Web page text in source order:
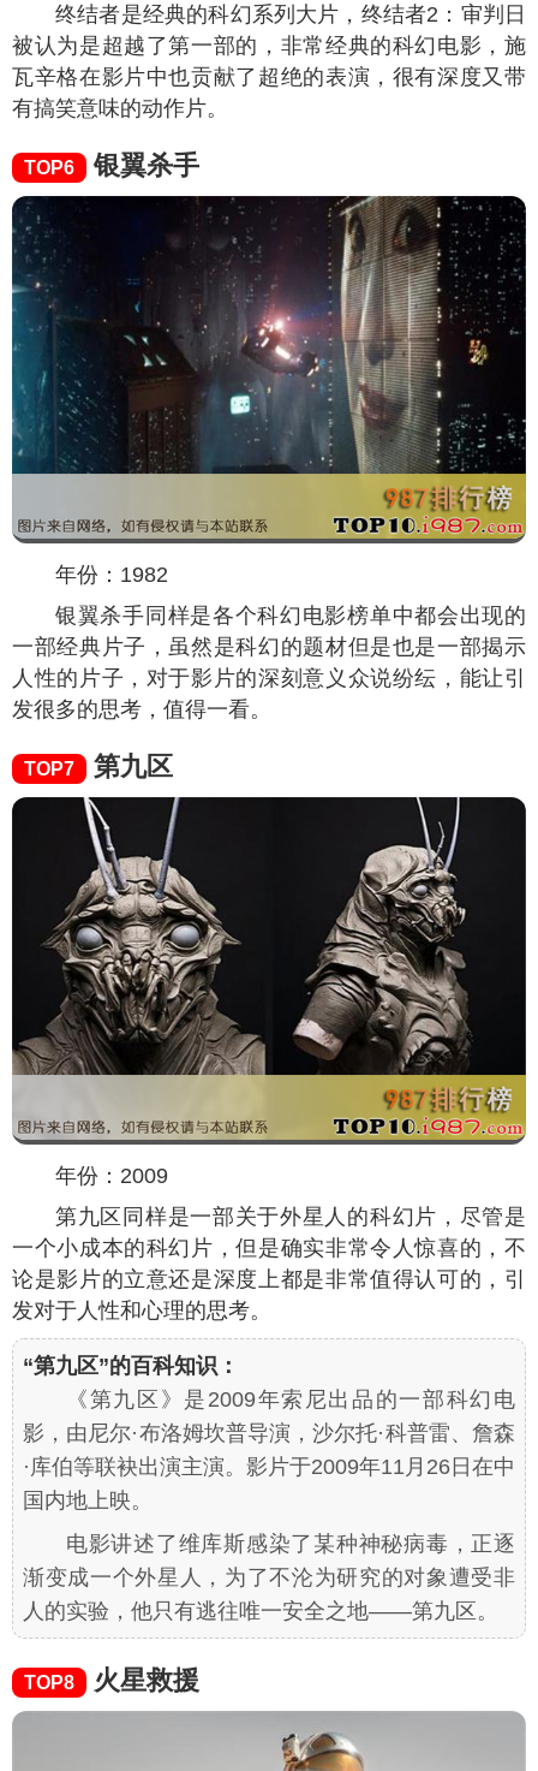
终结者是经典的科幻系列大片，终结者2：审判日
被认为是超越了第一部的，非常经典的科幻电影，施
瓦辛格在影片中也贡献了超绝的表演，很有深度又带
有搞笑意味的动作片。
TOP6 银翼杀手
年份：1982
银翼杀手同样是各个科幻电影榜单中都会出现的
一部经典片子，虽然是科幻的题材但是也是一部揭示
人性的片子，对于影片的深刻意义众说纷纭，能让引
发很多的思考，值得一看。
TOP7 第九区
年份：2009
第九区同样是一部关于外星人的科幻片，尽管是
一个小成本的科幻片，但是确实非常令人惊喜的，不
论是影片的立意还是深度上都是非常值得认可的，引
发对于人性和心理的思考。
“第九区”的百科知识：
《第九区》是2009年索尼出品的一部科幻电
影，由尼尔·布洛姆坎普导演，沙尔托·科普雷、詹森
·库伯等联袂出演主演。影片于2009年11月26日在中
国内地上映。
电影讲述了维库斯感染了某种神秘病毒，正逐
渐变成一个外星人，为了不沦为研究的对象遭受非
人的实验，他只有逃往唯一安全之地——第九区。
TOP8 火星救援